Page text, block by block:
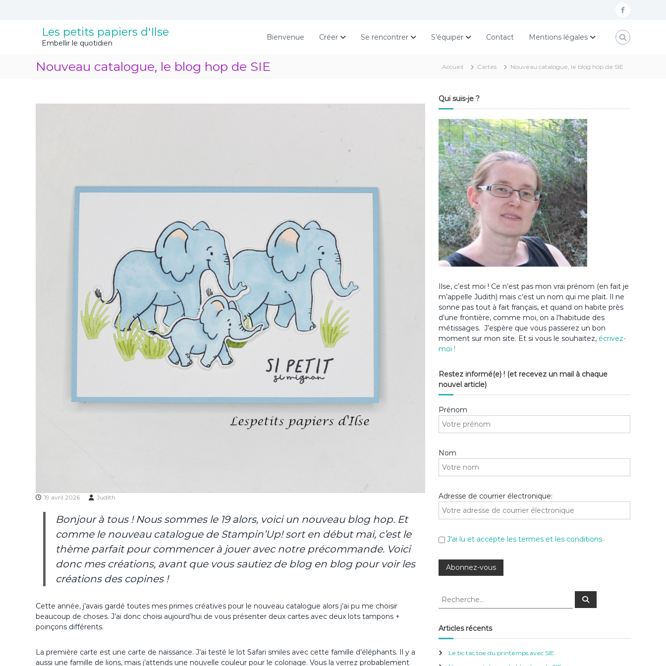
f
c
Les petits papiers d'Ilse
Embellir le quotidien
Bienvenue Créer Se rencontrer S’équiper Contact Mentions légales
Nouveau catalogue, le blog hop de SIE Accueil Cartes Nouveau catalogue, le blog hop de SIE
19 avril 2026 Judith
Bonjour à tous ! Nous sommes le 19 alors, voici un nouveau blog hop. Et
comme le nouveau catalogue de Stampin’Up! sort en début mai, c’est le
thème parfait pour commencer à jouer avec notre précommande. Voici
donc mes créations, avant que vous sautiez de blog en blog pour voir les
créations des copines !
Cette année, j’avais gardé toutes mes primes créatives pour le nouveau catalogue alors j’ai pu me choisir
beaucoup de choses. J’ai donc choisi aujourd’hui de vous présenter deux cartes avec deux lots tampons +
poinçons différents.
La première carte est une carte de naissance. J’ai testé le lot Safari smiles avec cette famille d’éléphants. Il y a
aussi une famille de lions, mais j’attends une nouvelle couleur pour le coloriage. Vous la verrez probablement
Qui suis-je ?
Ilse, c’est moi ! Ce n’est pas mon vrai prénom (en fait je
m’appelle Judith) mais c’est un nom qui me plait. Il ne
sonne pas tout à fait français, et quand on habite près
d’une frontière, comme moi, on a l’habitude des
métissages. J’espère que vous passerez un bon
moment sur mon site. Et si vous le souhaitez, écrivez-
moi !
Restez informé(e) ! (et recevez un mail à chaque
nouvel article)
Prénom
Nom
Adresse de courrier électronique:
J'ai lu et accepte les termes et les conditions
R
h
e
c
R
c
Articles récents
Le tic tac toe du printemps avec SIE